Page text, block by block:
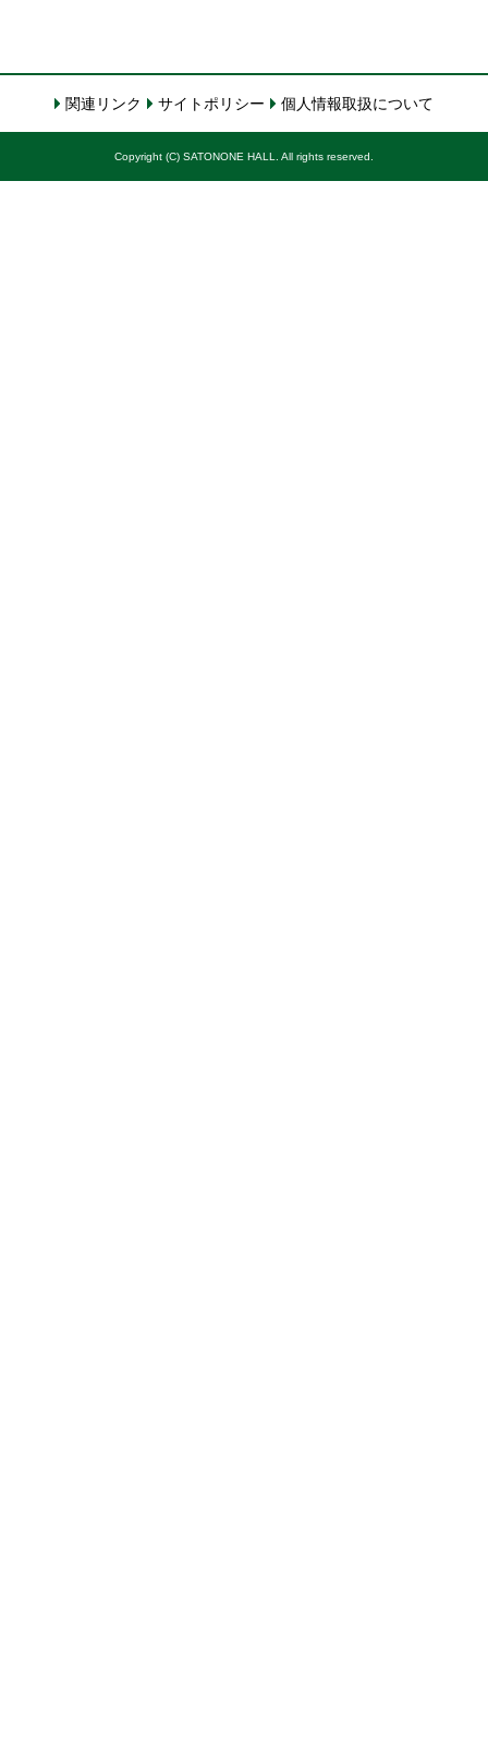
関連リンク サイトポリシー 個人情報取扱について
Copyright (C) SATONONE HALL. All rights reserved.